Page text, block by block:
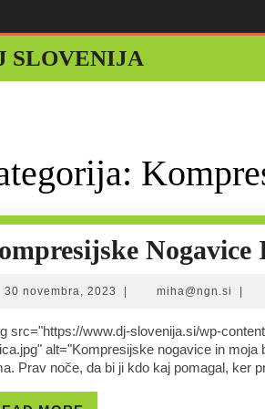
SLOVENIJA
30 novembra, 2023 30
2023
miha@ngn.si
alt="Kompresijske nogavice in
Prav noče, da bi ji kdo kaj pomagal, ker